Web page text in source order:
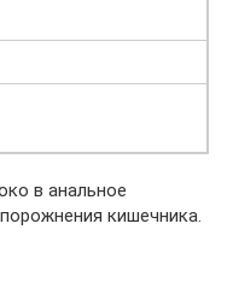
в анальное
кишечника.